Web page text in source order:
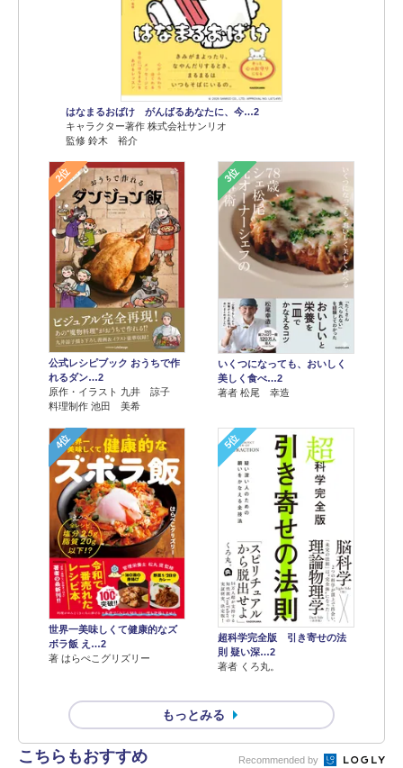
はなまるおばけ がんばるあなたに、今…2
キャラクター著作 株式会社サンリオ
監修 鈴木 裕介
2位
公式レシピブック おうちで作
れるダン…2
原作・イラスト 九井 諒子
料理制作 池田 美希
3位
いくつになっても、おいしく
美しく食べ…2
著者 松尾 幸造
4位
世界一美味しくて健康的なズ
ボラ飯 え…2
著 はらぺこグリズリー
5位
超科学完全版 引き寄せの法
則 疑い深…2
著者 くろ丸。
もっとみる
こちらもおすすめ Recommended by